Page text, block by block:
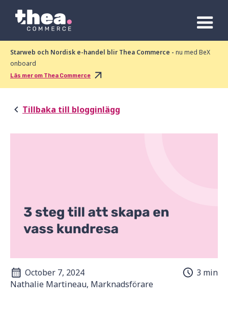
Starweb och Nordisk e-handel blir Thea Commerce - nu med BeX
onboard
Läs mer om Thea Commerce
Tillbaka till blogginlägg
October 7, 2024
3 min
Nathalie Martineau, Marknadsförare